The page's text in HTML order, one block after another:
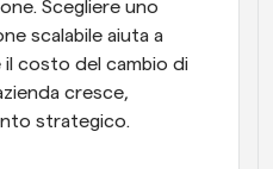
Scegliere uno
scalabile aiuta a
costo del cambio di
cresce,
strategico.